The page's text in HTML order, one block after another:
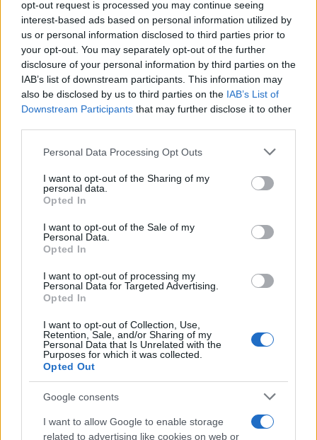
opt-out request is processed you may continue seeing
interest-based ads based on personal information utilized by
us or personal information disclosed to third parties prior to
your opt-out. You may separately opt-out of the further
disclosure of your personal information by third parties on the
IAB’s list of downstream participants. This information may
also be disclosed by us to third parties on the IAB’s List of
Downstream Participants that may further disclose it to other
Please note that this website/app uses one or more Google
not limited to your visit or usage behaviour. You may click to
grant or deny consent to Google and its third-party tags to
use your data for below specified purposes in below Google
consent section.
Personal Data Processing Opt Outs
I want to opt-out of the Sharing of my
personal data.
Opted In
I want to opt-out of the Sale of my
Personal Data.
Opted In
I want to opt-out of processing my
Personal Data for Targeted Advertising.
Opted In
I want to opt-out of Collection, Use,
Retention, Sale, and/or Sharing of my
Personal Data that Is Unrelated with the
Purposes for which it was collected.
Opted Out
Google consents
I want to allow Google to enable storage
related to advertising like cookies on web or
cliccandoqui
TEMI: Comune Di Golfo Aranci Mario Mulas
Notizie in tempo reale?
i tuoi video e le tue foto
Ricevi le nostre ultime news
daGoogle News